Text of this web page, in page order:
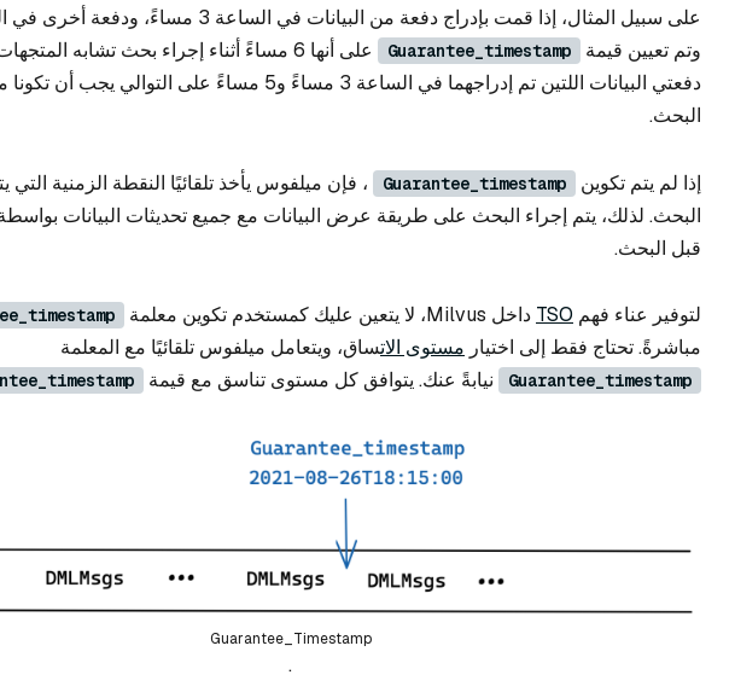
وتم تعيين قيمة Guarantee_timestamp
على أنها 6 مساءً أثناء إجراء بحث تشابه
دفعتي البيانات اللتين تم إدراجهما في الساعة 3 مساءً و5 مساءً على
البحث.
إذا لم يتم تكوين Guarantee_timestamp ، فإن ميلفوس يأخذ تلقائيًا النقطة الزمنية
قبل البحث.
لتوفير عناء فهم TSO داخل Milvus، لا يتعين عليك كمستخدم تكوين معلمة
مباشرةً. تحتاج فقط إلى اختيار مستوى الاتساق، ويتعامل ميلفوس تلقائيًا مع المعلمة
Guarantee_timestamp نيابةً عنك. يتوافق كل مستوى تناسق مع قيمة
Guarantee_Timestamp
.